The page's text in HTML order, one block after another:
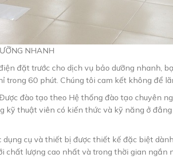
NHANH
đặt trước cho dịch vụ bảo dưỡng nhanh,
trong 60 phút. Chúng tôi cam kết không để
đào tạo theo Hệ thống đào tạo chuyên
kỹ thuật viên có kiến thức và kỹ năng ở
dụng cụ và thiết bị được thiết kế đặc biệt
chất lượng cao nhất và trong thời gian ngắn